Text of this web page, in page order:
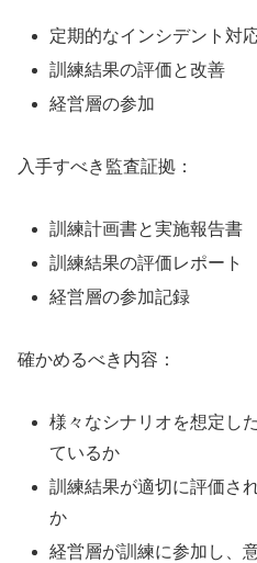
定期的なインシデント対
訓練結果の評価と改善
経営層の参加
入手すべき監査証拠：
訓練計画書と実施報告書
訓練結果の評価レポート
経営層の参加記録
確かめるべき内容：
様々なシナリオを想定し
ているか
訓練結果が適切に評価さ
か
経営層が訓練に参加し、